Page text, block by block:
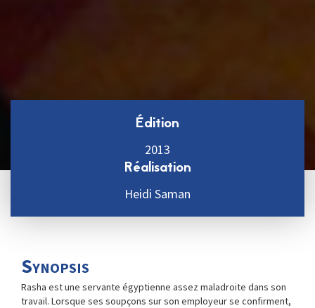
Édition
2013
Réalisation
Heidi Saman
Synopsis
Rasha est une servante égyptienne assez maladroite dans son
travail. Lorsque ses soupçons sur son employeur se confirment,